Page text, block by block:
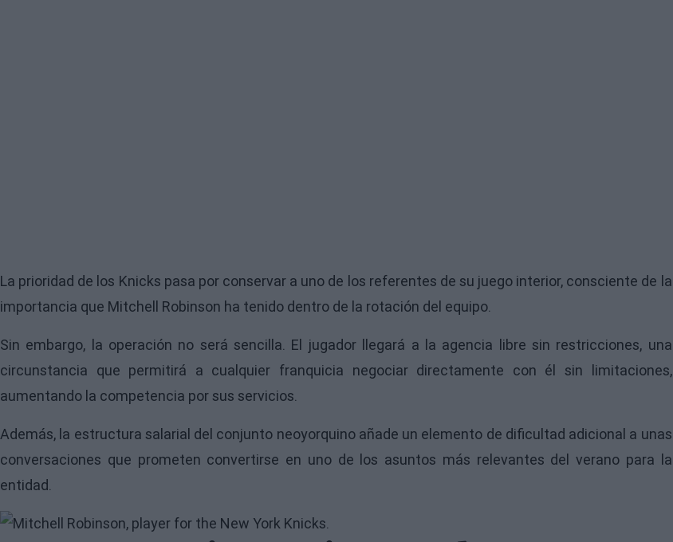
La prioridad de los Knicks pasa por conservar a uno de los referentes de su juego interior, consciente de la
importancia que Mitchell Robinson ha tenido dentro de la rotación del equipo.
Sin embargo, la operación no será sencilla. El jugador llegará a la agencia libre sin restricciones, una
circunstancia que permitirá a cualquier franquicia negociar directamente con él sin limitaciones,
aumentando la competencia por sus servicios.
Además, la estructura salarial del conjunto neoyorquino añade un elemento de dificultad adicional a unas
conversaciones que prometen convertirse en uno de los asuntos más relevantes del verano para la
entidad.
Image